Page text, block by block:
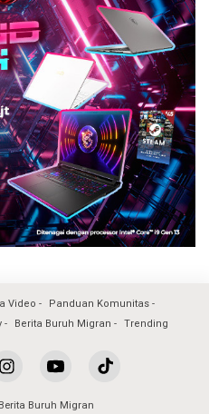
Video
Panduan Komunitas
Berita Buruh Migran Trending
Buruh Migran